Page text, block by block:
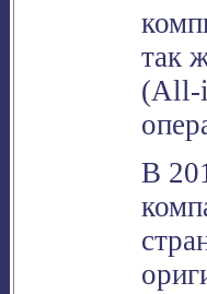
так
(All-
В